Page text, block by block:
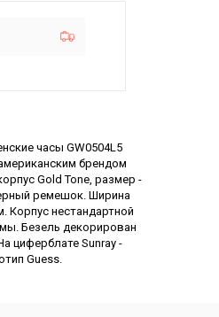
часы GW0504L5
брендом
Gold Tone, размер -
ремешок. Ширина
Корпус нестандартной
Безель декорирован
циферблате Sunray -
Guess.